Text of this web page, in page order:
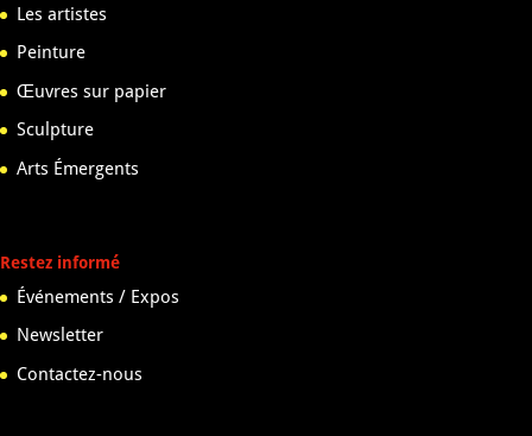
Les artistes
Peinture
Œuvres sur papier
Sculpture
Arts Émergents
Restez informé
Événements / Expos
Newsletter
Contactez-nous